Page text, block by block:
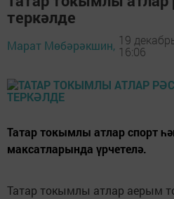
теркәлде
Марат Мөбәрәкшин, 19
16:06
Татар токымлы атлар спорт
максатларында үрчетелә.
Татар токымлы атлар аерым